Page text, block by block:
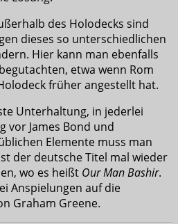
des Holodecks sind
dieses so unterschiedlichen
Hier kann man ebenfalls
etwa wenn Rom
früher angestellt hat.
Unterhaltung, in jederlei
vor James Bond und
Elemente muss man
der deutsche Titel mal wieder
wo es heißt Our Man Bashir.
Anspielungen auf die
Graham Greene.